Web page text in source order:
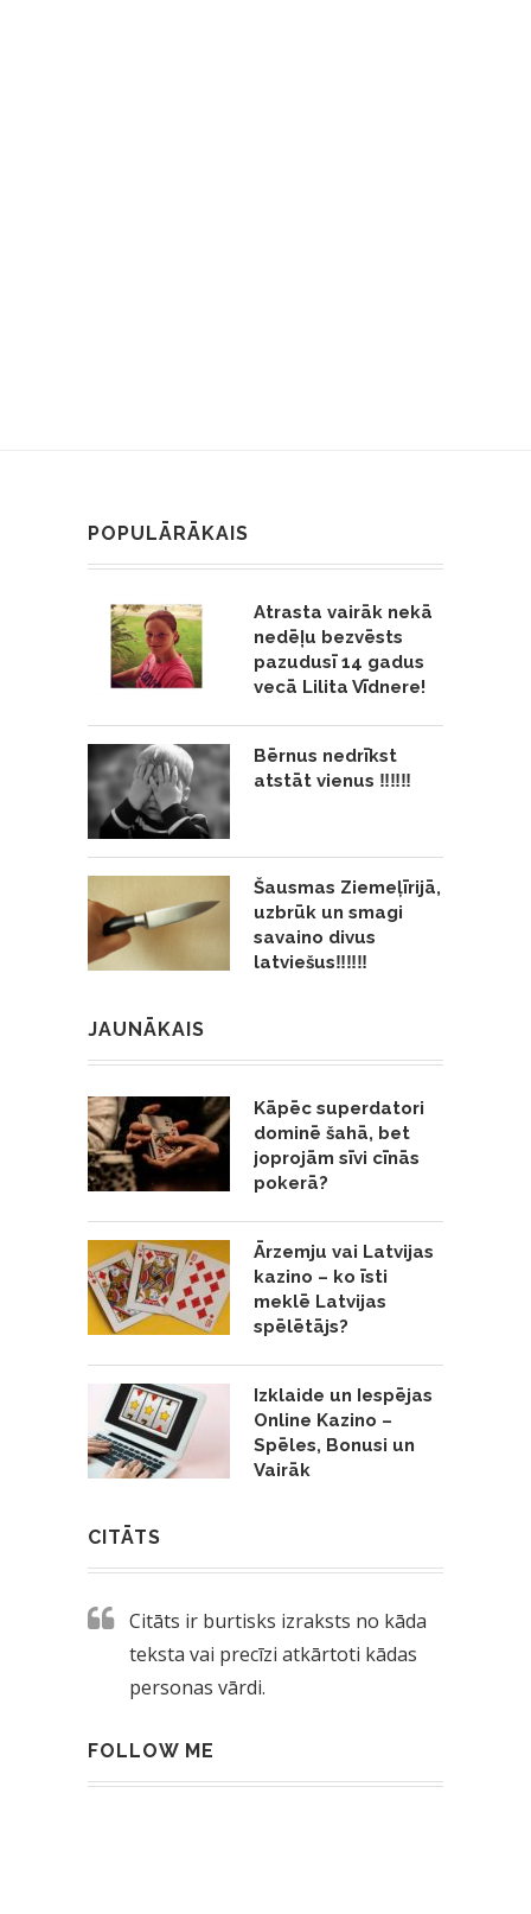
POPULĀRĀKAIS
Atrasta vairāk nekā
nedēļu bezvēsts
pazudusī 14 gadus
vecā Lilita Vīdnere!
Bērnus nedrīkst
atstāt vienus ‼️‼️‼️
Šausmas Ziemeļīrijā,
uzbrūk un smagi
savaino divus
latviešus‼️‼️‼️
JAUNĀKAIS
Kāpēc superdatori
dominē šahā, bet
joprojām sīvi cīnās
pokerā?
Ārzemju vai Latvijas
kazino – ko īsti
meklē Latvijas
spēlētājs?
Izklaide un Iespējas
Online Kazino –
Spēles, Bonusi un
Vairāk
CITĀTS
Citāts ir burtisks izraksts no kāda
teksta vai precīzi atkārtoti kādas
personas vārdi.
FOLLOW ME